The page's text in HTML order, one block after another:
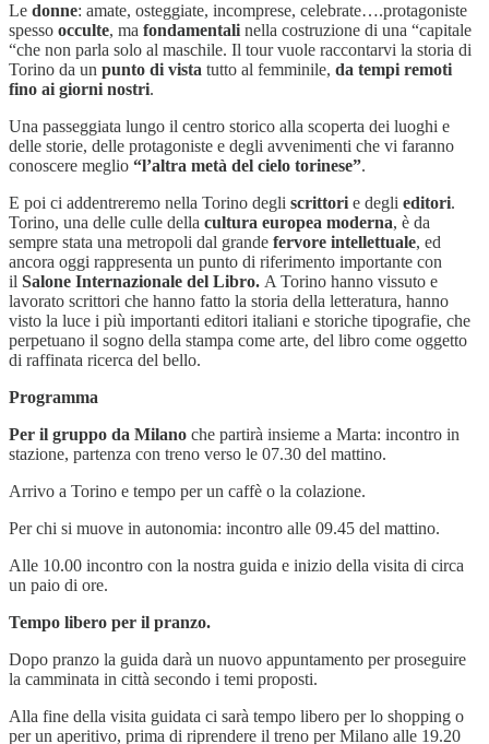
Le donne: amate, osteggiate, incomprese, celebrate….protagoniste
spesso occulte, ma fondamentali nella costruzione di una “capitale
“che non parla solo al maschile. Il tour vuole raccontarvi la storia di
Torino da un punto di vista tutto al femminile, da tempi remoti
fino ai giorni nostri.
Una passeggiata lungo il centro storico alla scoperta dei luoghi e
delle storie, delle protagoniste e degli avvenimenti che vi faranno
conoscere meglio “l’altra metà del cielo torinese”.
E poi ci addentreremo nella Torino degli scrittori e degli editori.
Torino, una delle culle della cultura europea moderna, è da
sempre stata una metropoli dal grande fervore intellettuale, ed
ancora oggi rappresenta un punto di riferimento importante con
il Salone Internazionale del Libro. A Torino hanno vissuto e
lavorato scrittori che hanno fatto la storia della letteratura, hanno
visto la luce i più importanti editori italiani e storiche tipografie, che
perpetuano il sogno della stampa come arte, del libro come oggetto
di raffinata ricerca del bello.
Programma
Per il gruppo da Milano che partirà insieme a Marta: incontro in
stazione, partenza con treno verso le 07.30 del mattino.
Arrivo a Torino e tempo per un caffè o la colazione.
Per chi si muove in autonomia: incontro alle 09.45 del mattino.
Alle 10.00 incontro con la nostra guida e inizio della visita di circa
un paio di ore.
Tempo libero per il pranzo.
Dopo pranzo la guida darà un nuovo appuntamento per proseguire
la camminata in città secondo i temi proposti.
Alla fine della visita guidata ci sarà tempo libero per lo shopping o
per un aperitivo, prima di riprendere il treno per Milano alle 19.20